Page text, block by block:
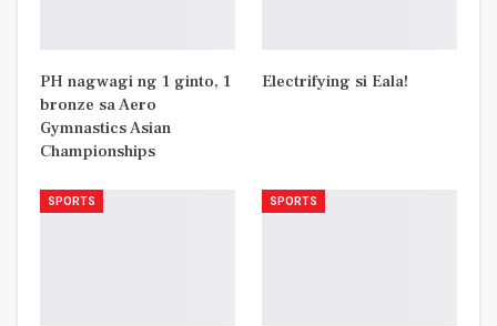
PH nagwagi ng 1 ginto, 1
bronze sa Aero
Gymnastics Asian
Championships
Electrifying si Eala!
SPORTS SPORTS